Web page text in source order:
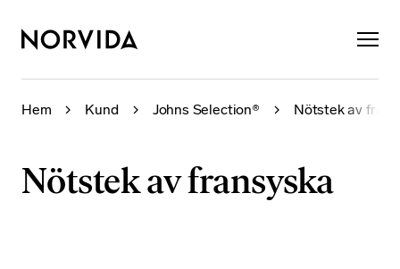
Hem Kund Johns Selection® Nötstek av
Nötstek av fransyska